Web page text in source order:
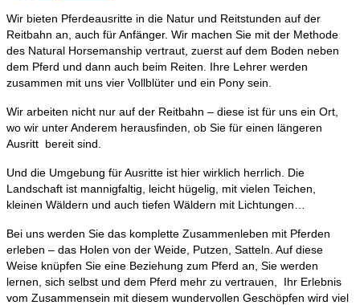
Wir bieten Pferdeausritte in die Natur und Reitstunden auf der
Reitbahn an, auch für Anfänger. Wir machen Sie mit der Methode
des Natural Horsemanship vertraut, zuerst auf dem Boden neben
dem Pferd und dann auch beim Reiten. Ihre Lehrer werden
zusammen mit uns vier Vollblüter und ein Pony sein.
Wir arbeiten nicht nur auf der Reitbahn – diese ist für uns ein Ort,
wo wir unter Anderem herausfinden, ob Sie für einen längeren
Ausritt bereit sind.
Und die Umgebung für Ausritte ist hier wirklich herrlich. Die
Landschaft ist mannigfaltig, leicht hügelig, mit vielen Teichen,
kleinen Wäldern und auch tiefen Wäldern mit Lichtungen…
Bei uns werden Sie das komplette Zusammenleben mit Pferden
erleben – das Holen von der Weide, Putzen, Satteln. Auf diese
Weise knüpfen Sie eine Beziehung zum Pferd an, Sie werden
lernen, sich selbst und dem Pferd mehr zu vertrauen, Ihr Erlebnis
vom Zusammensein mit diesem wundervollen Geschöpfen wird viel